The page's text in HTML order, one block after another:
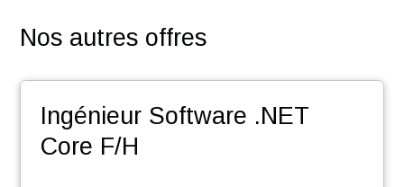
Des événements : team building, meet-up, workshop,